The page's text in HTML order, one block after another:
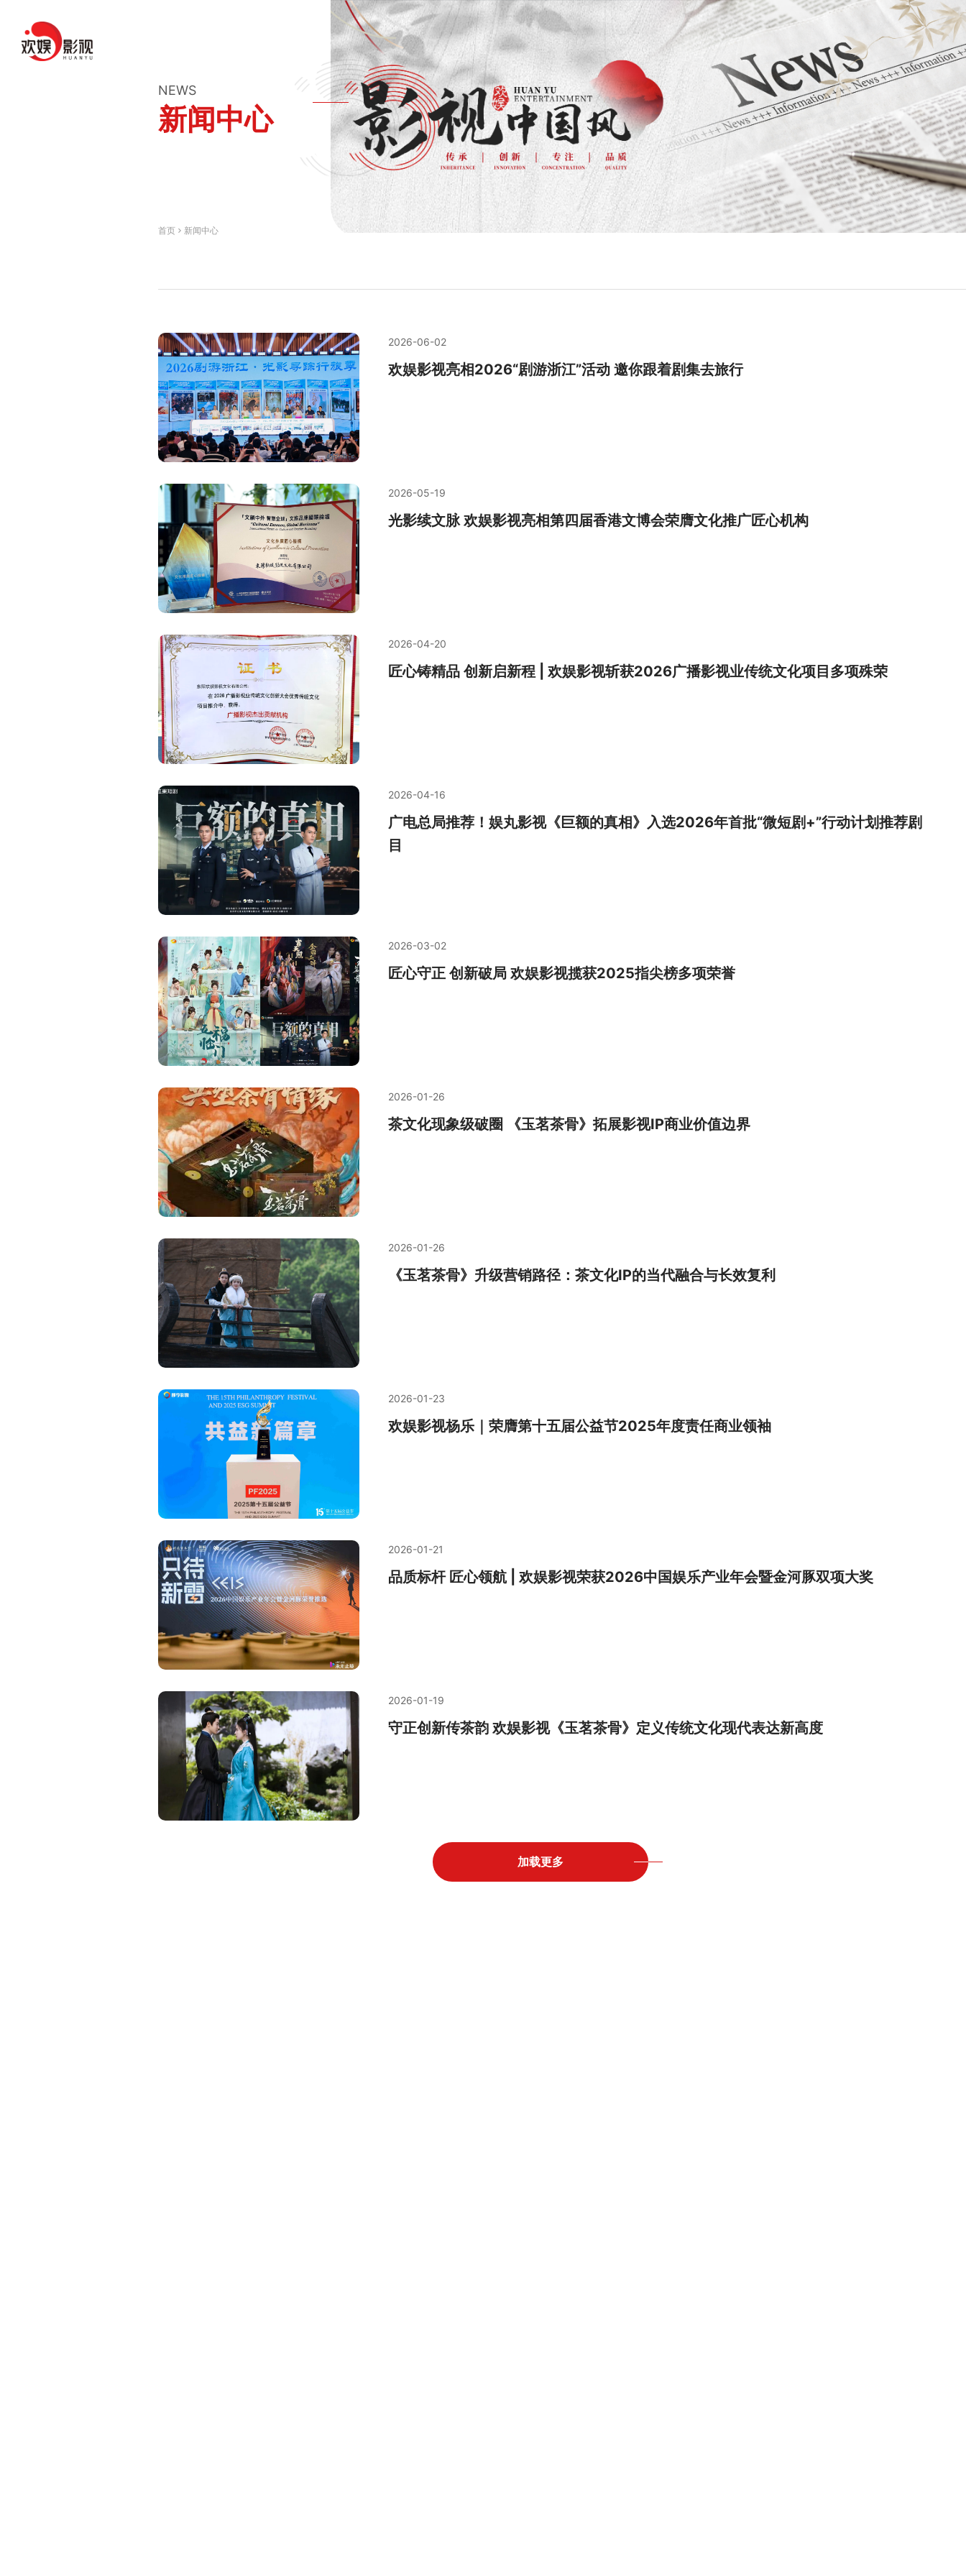
NEWS
新闻中心
首页 新闻中心
2026-06-02
欢娱影视亮相2026“剧游浙江”活动 邀你跟着剧集去旅行
2026-05-19
光影续文脉 欢娱影视亮相第四届香港文博会荣膺文化推广匠心机构
2026-04-20
匠心铸精品 创新启新程 | 欢娱影视斩获2026广播影视业传统文化项目多项殊荣
2026-04-16
广电总局推荐！娱丸影视《巨额的真相》入选2026年首批“微短剧+”行动计划推荐剧
目
2026-03-02
匠心守正 创新破局 欢娱影视揽获2025指尖榜多项荣誉
2026-01-26
茶文化现象级破圈 《玉茗茶骨》拓展影视IP商业价值边界
2026-01-26
《玉茗茶骨》升级营销路径：茶文化IP的当代融合与长效复利
2026-01-23
欢娱影视杨乐｜荣膺第十五届公益节2025年度责任商业领袖
2026-01-21
品质标杆 匠心领航 | 欢娱影视荣获2026中国娱乐产业年会暨金河豚双项大奖
2026-01-19
守正创新传茶韵 欢娱影视《玉茗茶骨》定义传统文化现代表达新高度
加载更多